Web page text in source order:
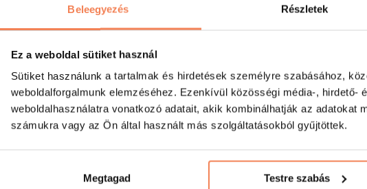
Beleegyezés Részletek
Ez a weboldal sütiket használ
Sütiket használunk a tartalmak és hirdetések személyre szabásához,
weboldalforgalmunk elemzéséhez. Ezenkívül közösségi média-, hirdető-
weboldalhasználatra vonatkozó adatait, akik kombinálhatják az adatokat
számukra vagy az Ön által használt más szolgáltatásokból gyűjtöttek.
Megtagad Testre szabás
támogatásához
fehérjék
fehérjék